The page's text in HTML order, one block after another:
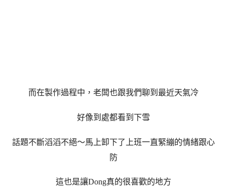
而在製作過程中，老闆也跟我們聊到最近天氣冷
好像到處都看到下雪
話題不斷滔滔不絕～馬上卸下了上班一直緊繃的情緒跟心
防
這也是讓Dong真的很喜歡的地方